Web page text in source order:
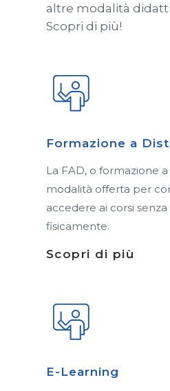
altre modalità
Scopri di più!
Formazione a
La FAD, o formazione
modalità offerta per
accedere ai corsi
fisicamente.
Scopri di più
E-Learning